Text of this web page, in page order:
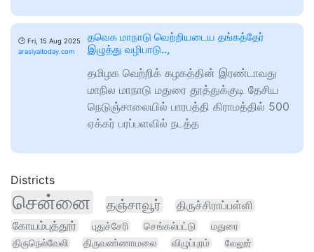
🕑 Fri, 15 Aug 2025
arasiyaltoday.com
தவெக மாநாடு வெற்றியடைய தங்கத்தேர்
இழுத்து வழிபாடு..,
தமிழக வெற்றிக் கழகத்தின் இரண்டாவது
மாநில மாநாடு மதுரை தூத்துக்குடி தேசிய
நெடுஞ்சாலையில் பாரபத்தி கிராமத்தில் 500
ஏக்கர் பரப்பளவில் நடத்த
Districts
சென்னை தஞ்சாவூர்
திருச்சிராப்பள்ளி
கோயம்புத்தூர்
புதுச்சேரி செங்கல்பட்டு
மதுரை
திருநெல்வேலி
திருவண்ணாமலை விழுப்புரம்
வேலூர்